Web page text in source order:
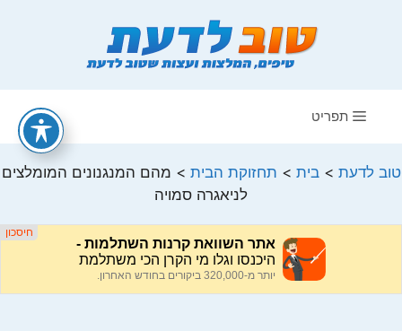
תפריט
טוב לדעת >בית > תחזוקת הבית > מהם המנגנונים המומלצים
לניאגרה סמויה